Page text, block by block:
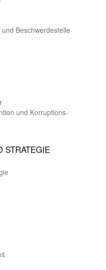
Beschwerde­stelle
und Korrup­tions­
STRATEGIE